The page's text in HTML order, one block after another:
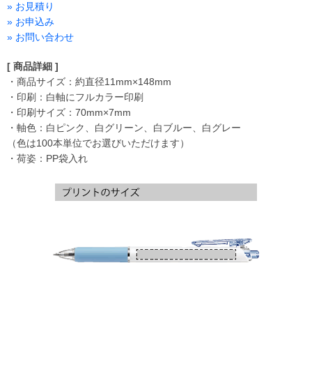
» お見積り
» お申込み
» お問い合わせ
[ 商品詳細 ]
・商品サイズ：約直径11mm×148mm
・印刷：白軸にフルカラー印刷
・印刷サイズ：70mm×7mm
・軸色：白ピンク、白グリーン、白ブルー、白グレー
（色は100本単位でお選びいただけます）
・荷姿：PP袋入れ